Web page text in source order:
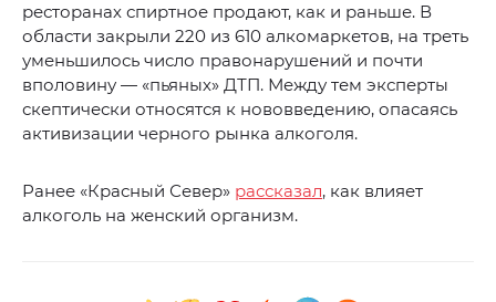
ресторанах спиртное продают, как и раньше. В
области закрыли 220 из 610 алкомаркетов, на треть
уменьшилось число правонарушений и почти
вполовину — «пьяных» ДТП. Между тем эксперты
скептически относятся к нововведению, опасаясь
активизации черного рынка алкоголя.
Ранее «Красный Север» рассказал, как влияет
алкоголь на женский организм.